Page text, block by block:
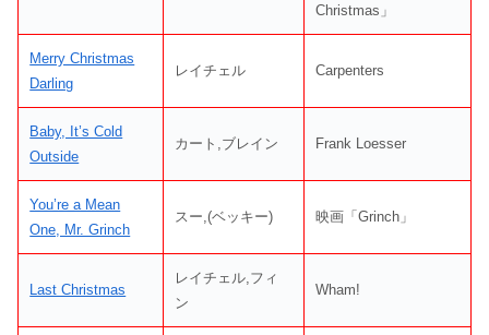
Christmas」
Merry Christmas
Darling
レイチェル Carpenters
Baby, It’s Cold
Outside
カート,ブレイン Frank Loesser
You’re a Mean
One, Mr. Grinch
スー,(ベッキー) 映画「Grinch」
Last Christmas
レイチェル,フィ
ン
Wham!